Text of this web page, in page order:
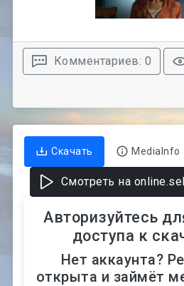
Комментариев: 0
Скачать MediaInfo
Смотреть на
Авторизуйтесь
доступа к
Нет аккаунта?
открыта и займёт